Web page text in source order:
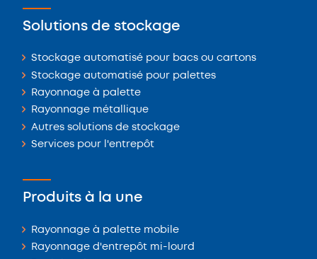
Solutions de stockage
Stockage automatisé pour bacs ou cartons
Stockage automatisé pour palettes
Rayonnage à palette
Rayonnage métallique
Autres solutions de stockage
Services pour l'entrepôt
Produits à la une
Rayonnage à palette mobile
Rayonnage d'entrepôt mi-lourd